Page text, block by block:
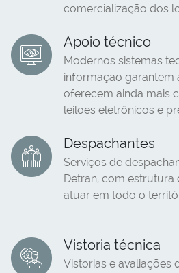
comercialização dos
Apoio técnico
Modernos sistemas
informação garantem
oferecem ainda mais
leilões eletrônicos e
Despachantes
Serviços de
Detran, com
atuar em todo o
Vistoria técnica
Vistorias e avaliações